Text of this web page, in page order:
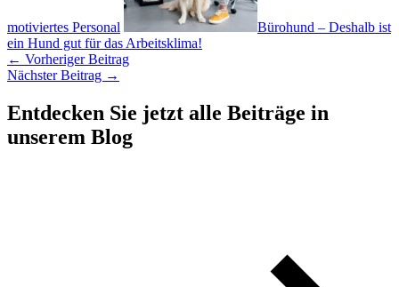
motiviertes Personal
Bürohund – Deshalb ist
ein Hund gut für das Arbeitsklima!
← Vorheriger Beitrag
Nächster Beitrag →
Entdecken Sie jetzt alle Beiträge in
unserem Blog